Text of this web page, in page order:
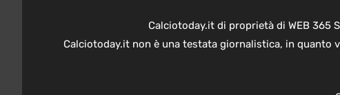
Calciotoday.it di proprietà di WEB 365
Calciotoday.it non è una testata giornalistica, in quanto